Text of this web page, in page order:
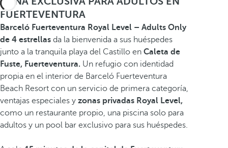
FUERTEVENTURA
Barceló Fuerteventura Royal Level – Adults Only
de 4 estrellas da la bienvenida a sus huéspedes
junto a la tranquila playa del Castillo en Caleta de
Fuste, Fuerteventura. Un refugio con identidad
propia en el interior de Barceló Fuerteventura
Beach Resort con un servicio de primera categoría,
ventajas especiales y zonas privadas Royal Level,
como un restaurante propio, una piscina solo para
adultos y un pool bar exclusivo para sus huéspedes.